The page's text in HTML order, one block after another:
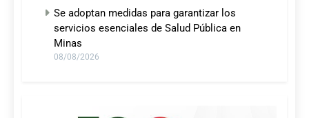
Se adoptan medidas para garantizar los
servicios esenciales de Salud Pública en
Minas
08/08/2026